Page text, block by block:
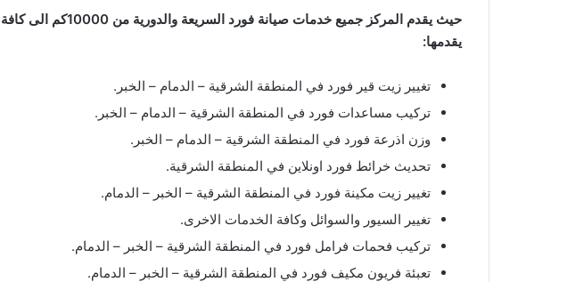
حيث يقدم المركز جميع خدمات
يقدمها:
تغيير زيت قير فورد في المنطقة الشرقية – الدمام – الخبر.
تركيب مساعدات فورد في المنطقة الشرقية – الدمام – الخبر.
وزن اذرعة فورد في المنطقة الشرقية – الدمام – الخبر.
تحديث خرائط فورد اونلاين في المنطقة الشرقية.
تغيير زيت مكينة فورد في المنطقة الشرقية – الخبر – الدمام.
تغيير السيور والسوائل وكافة الخدمات الاخرى.
تركيب فحمات فرامل فورد في المنطقة الشرقية – الخبر – الدمام.
تعبئة فريون مكيف فورد في المنطقة الشرقية – الخبر – الدمام.